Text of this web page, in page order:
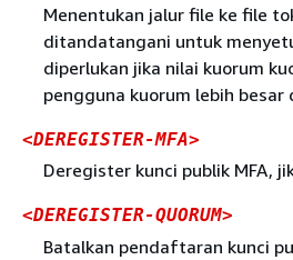
Menentukan jalur file ke file
ditandatangani untuk
diperlukan jika nilai kuorum
pengguna kuorum lebih besar
<DEREGISTER-MFA>
Deregister kunci publik MFA,
<DEREGISTER-QUORUM>
Batalkan pendaftaran kunci